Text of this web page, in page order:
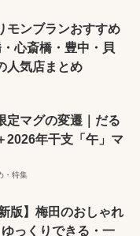
モンブランおすすめ
心斎橋・豊中・貝
人気店まとめ
定マグの変遷｜だる
2026年干支「午」マ
・特集
版】梅田のおしゃれ
っくりできる・一